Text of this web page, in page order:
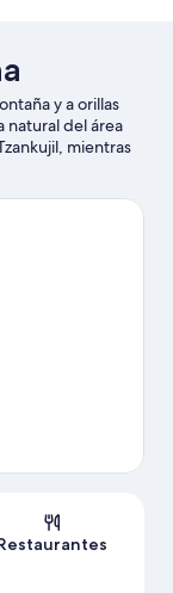
y a orillas
natural del área
mientras
son
Las